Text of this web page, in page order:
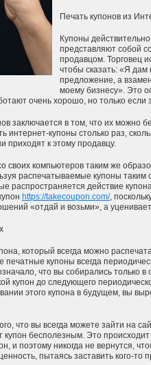
Печать купонов из
Купоны
представляют собой
продавцом. Торговец
чтобы сказать: «Я дам
предложение, а
моему бизнесу». Это
очень хорошо, но только если
заключается в том, что их можно
интернет-купоны столько раз,
приходят к этому продавцу.
своих компьютеров таким же
распечатываемые купоны таким
распространяется действие
https://takecoupon.com/,
«отдай и возьми», а
который всегда можно
купоны всегда
что вы собирались только
купон до следующего
этого купона в будущем, вы
что вы всегда можете зайти на
купон бесполезным. Это
и поэтому никогда не вернутся,
пытаясь заставить кого-то